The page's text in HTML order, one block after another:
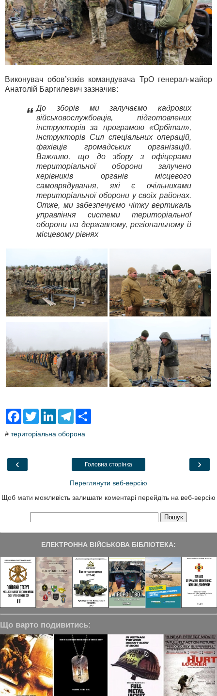
Виконувач обов’язків командувача ТрО генерал-майор
Анатолій Баргилевич зазначив:
“ До зборів ми залучаємо кадрових
військовослужбовців, підготовлених
інструкторів за програмою «Орбітал»,
інструкторів Сил спеціальних операцій,
фахівців громадських організацій.
Важливо, що до збору з офіцерами
територіальної оборони залучено
керівників органів місцевого
самоврядування, які є очільниками
територіальної оборони у своїх районах.
Отже, ми забезпечуємо чітку вертикаль
управління системи територіальної
оборони на державному, регіональному й
місцевому рівнях
F
e
o
T
t
L
k
T
e
a
# територіальна оборона
‹ ›
Головна сторінка
Переглянути веб-версію
Щоб мати можливість залишати коментарі перейдіть на веб-версію
ЕЛЕКТРОННА ВІЙСЬКОВА БІБЛІОТЕКА:
Що варто подивитись: